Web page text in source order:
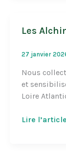
Les
27 janvier
Nous
et
Loire
Les
Lire